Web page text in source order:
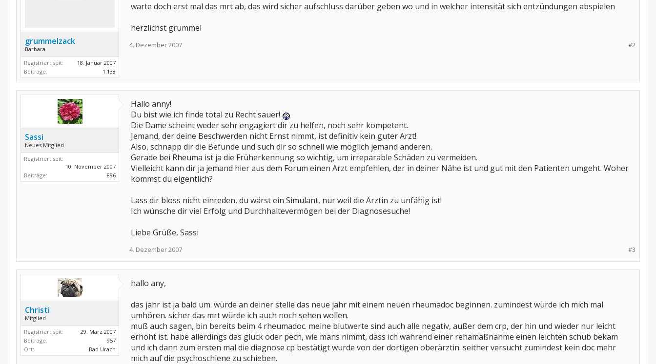
grummelzack
Barbara
Registriert seit:
18. Januar 2007
Beiträge:
1.138
warte doch erst mal das mrt ab, das wird sicher aufschluss darüber geben wo und in welcher intensität sich entzündungen abspielen
herzlichst grummel
#2
4. Dezember 2007
Sassi
Neues Mitglied
Registriert seit:
10. November 2007
Beiträge:
896
Hallo anny!
Du bist wie ich finde total zu Recht sauer!
Die Dame scheint weder sehr engagiert dir zu helfen, noch sehr kompetent.
Jemand, der deine Beschwerden nicht Ernst nimmt, ist definitiv kein guter Arzt!
Also, schnapp dir die Befunde und such dir so schnell wie möglich jemand anderen.
Gerade bei Rheuma ist ja die Früherkennung so wichtig, um irreparable Schäden zu vermeiden.
Vielleicht kann dir ja jemand hier aus dem Forum einen Arzt empfehlen, der in deiner Nähe ist und gut mit den Patienten umgeht. Woher
kommst du eigentlich?
Lass dir bloss nicht einreden, du wärst ein Simulant, nur weil die Ärztin zu unfähig ist!
Ich wünsche dir viel Erfolg und Durchhaltevermögen bei der Diagnosesuche!
Liebe Grüße, Sassi
#3
4. Dezember 2007
Christi
Mitglied
Registriert seit:
29. März 2007
Beiträge:
957
Ort:
Bad Urach
hallo any,
das jahr ist ja bald um. würde an deiner stelle das neue jahr mit einem neuen rheumadoc beginnen. zumindest würde ich mich mal
umhören. sicher das mrt würde ich auch noch sehen wollen.
muß auch sagen, bin bereits beim 4 rheumadoc. meine blutwerte sind auch alle negativ, außer dem crp, der hin und wieder nur leicht
erhöht ist. habe allerdings das glück oder pech, wie mans nimmt, dass ich während einer rehamaßnahme einen leichten schub bekam
und ich dann zum ersten mal die diagnose cp bestätigt wurde von der dortigen oberärztin. seither versucht zumindest kein doc mehr
mich auf die psychoschiene zu schieben.